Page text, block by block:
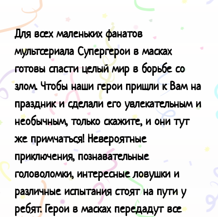
Для всех маленьких фанатов
мультсериала Супергерои в масках
готовы спасти целый мир в борьбе со
злом. Чтобы наши герои пришли к Вам на
праздник и сделали его увлекательным и
необычным, только скажите, и они тут
же примчаться! Невероятные
приключения, познавательные
головоломки, интересные ловушки и
различные испытания стоят на пути у
ребят. Герои в масках передадут все